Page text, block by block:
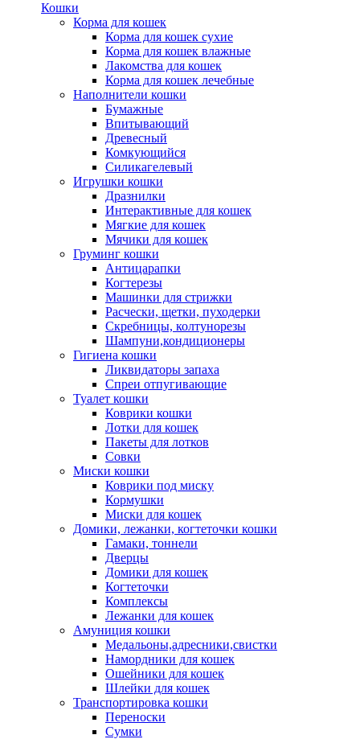
Кошки
Корма для кошек
Корма для кошек сухие
Корма для кошек влажные
Лакомства для кошек
Корма для кошек лечебные
Наполнители кошки
Бумажные
Впитывающий
Древесный
Комкующийся
Силикагелевый
Игрушки кошки
Дразнилки
Интерактивные для кошек
Мягкие для кошек
Мячики для кошек
Груминг кошки
Антицарапки
Когтерезы
Машинки для стрижки
Расчески, щетки, пуходерки
Скребницы, колтунорезы
Шампуни,кондиционеры
Гигиена кошки
Ликвидаторы запаха
Спреи отпугивающие
Туалет кошки
Коврики кошки
Лотки для кошек
Пакеты для лотков
Совки
Миски кошки
Коврики под миску
Кормушки
Миски для кошек
Домики, лежанки, когтеточки кошки
Гамаки, тоннели
Дверцы
Домики для кошек
Когтеточки
Комплексы
Лежанки для кошек
Амуниция кошки
Медальоны,адресники,свистки
Намордники для кошек
Ошейники для кошек
Шлейки для кошек
Транспортировка кошки
Переноски
Сумки